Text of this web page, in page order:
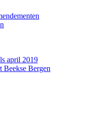
april 2019
Beekse Bergen